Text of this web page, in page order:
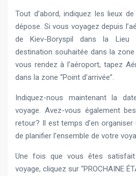
Tout d’abord, indiquez les lieux
dépose. Si vous voyagez depuis
de Kiev-Boryspil dans la
destination souhaitée dans la zone
vous rendez à l’aéroport, tapez
dans la zone “Point d’arrivée”.
Indiquez-nous maintenant la
voyage. Avez-vous également
retour? Il est temps d’en
de planifier l’ensemble de votre
Une fois que vous êtes
voyage, cliquez sur “PROCHAINE